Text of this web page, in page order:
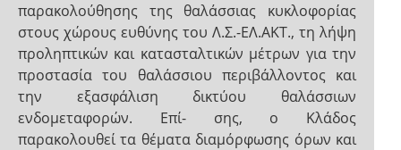
παρακολούθησης της θαλάσσιας κυκλοφορίας
στους χώρους ευθύνης του Λ.Σ.-ΕΛ.ΑΚΤ., τη λήψη
προληπτικών και κατασταλτικών μέτρων για την
προστασία του θαλάσσιου περιβάλλοντος και
την εξασφάλιση δικτύου θαλάσσιων
ενδομεταφορών. Επί- σης, ο Κλάδος
παρακολουθεί τα θέματα διαμόρφωσης όρων και